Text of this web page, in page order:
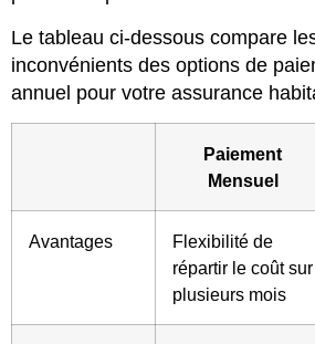
Le tableau ci-dessous compare
inconvénients des options de
annuel pour votre assurance
Paiement
Mensuel
Avantages
Flexibilité de
répartir le coût sur
plusieurs mois